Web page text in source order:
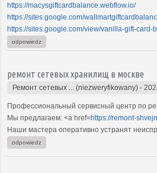
https://macysgiftcardbalance.webflow.io/
https://sites.google.com/
https://sites.google.com/view/vanilla-gift-card-
odpowiedz
ремонт сетевых хранилищ в москве
Ремонт сетевых ... (niezweryfikowany) -
Профессиональный сервисный центр по
Мы предлагаем: <a href=https://remont-
Наши мастера оперативно устранят
odpowiedz